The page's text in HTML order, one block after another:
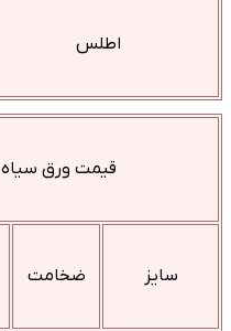
اطلس
قیمت ورق سیاه 26 اردیبهشت 1405
سایز ضخامت